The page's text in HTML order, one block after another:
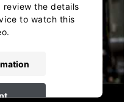
the details
to watch this